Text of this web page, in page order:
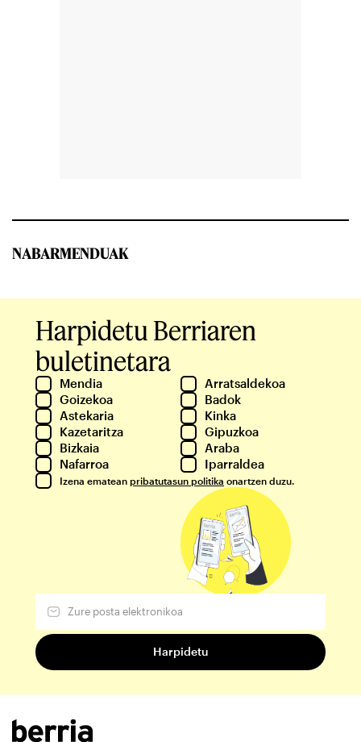
NABARMENDUAK
Harpidetu Berriaren
buletinetara
Mendia
Arratsaldekoa
Goizekoa
Badok
Astekaria
Kinka
Kazetaritza
Gipuzkoa
Bizkaia
Araba
Nafarroa
Iparraldea
Izena ematean pribatutasun politika onartzen duzu.